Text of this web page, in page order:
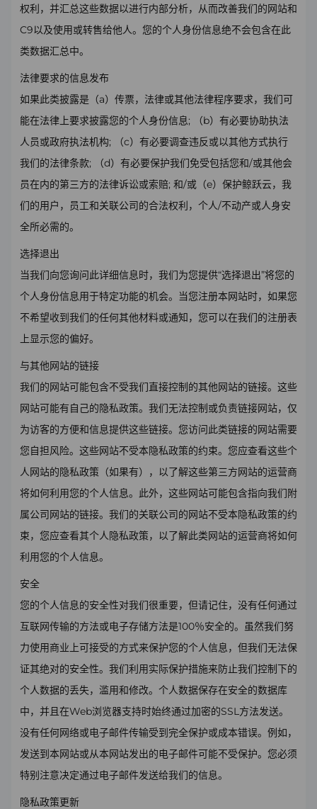
权利，并汇总这些数据以进行内部分析，从而改善我们的网站和
C9以及使用或转售给他人。您的个人身份信息绝不会包含在此
类数据汇总中。
法律要求的信息发布
如果此类披露是（a）传票，法律或其他法律程序要求，我们可
能在法律上要求披露您的个人身份信息; （b）有必要协助执法
人员或政府执法机构; （c）有必要调查违反或以其他方式执行
我们的法律条款; （d）有必要保护我们免受包括您和/或其他会
员在内的第三方的法律诉讼或索赔; 和/或（e）保护鲸跃云，我
们的用户，员工和关联公司的合法权利，个人/不动产或人身安
全所必需的。
选择退出
当我们向您询问此详细信息时，我们为您提供“选择退出”将您的
个人身份信息用于特定功能的机会。当您注册本网站时，如果您
不希望收到我们的任何其他材料或通知，您可以在我们的注册表
上显示您的偏好。
与其他网站的链接
我们的网站可能包含不受我们直接控制的其他网站的链接。这些
网站可能有自己的隐私政策。我们无法控制或负责链接网站，仅
为访客的方便和信息提供这些链接。您访问此类链接的网站需要
您自担风险。这些网站不受本隐私政策的约束。您应查看这些个
人网站的隐私政策（如果有），以了解这些第三方网站的运营商
将如何利用您的个人信息。此外，这些网站可能包含指向我们附
属公司网站的链接。我们的关联公司的网站不受本隐私政策的约
束，您应查看其个人隐私政策，以了解此类网站的运营商将如何
利用您的个人信息。
安全
您的个人信息的安全性对我们很重要，但请记住，没有任何通过
互联网传输的方法或电子存储方法是100％安全的。虽然我们努
力使用商业上可接受的方式来保护您的个人信息，但我们无法保
证其绝对的安全性。我们利用实际保护措施来防止我们控制下的
个人数据的丢失，滥用和修改。个人数据保存在安全的数据库
中，并且在Web浏览器支持时始终通过加密的SSL方法发送。
没有任何网络或电子邮件传输受到完全保护或成本错误。例如，
发送到本网站或从本网站发出的电子邮件可能不受保护。您必须
特别注意决定通过电子邮件发送给我们的信息。
隐私政策更新